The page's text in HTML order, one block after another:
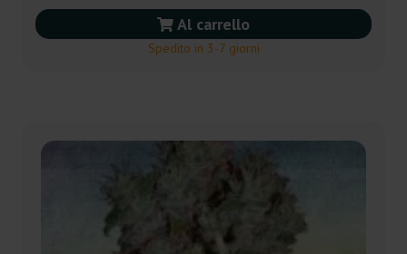
Al carrello
Spedito in 3-7 giorni